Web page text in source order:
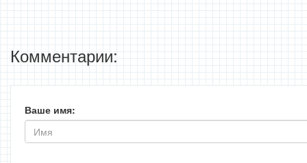
Комментарии:
Ваше имя: